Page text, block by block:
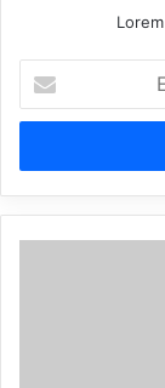
your
Email